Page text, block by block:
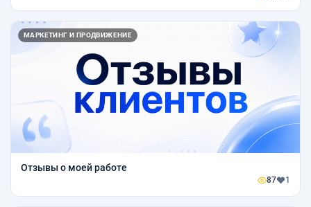
МАРКЕТИНГ И ПРОДВИЖЕНИЕ
Отзывы о моей работе
87 1